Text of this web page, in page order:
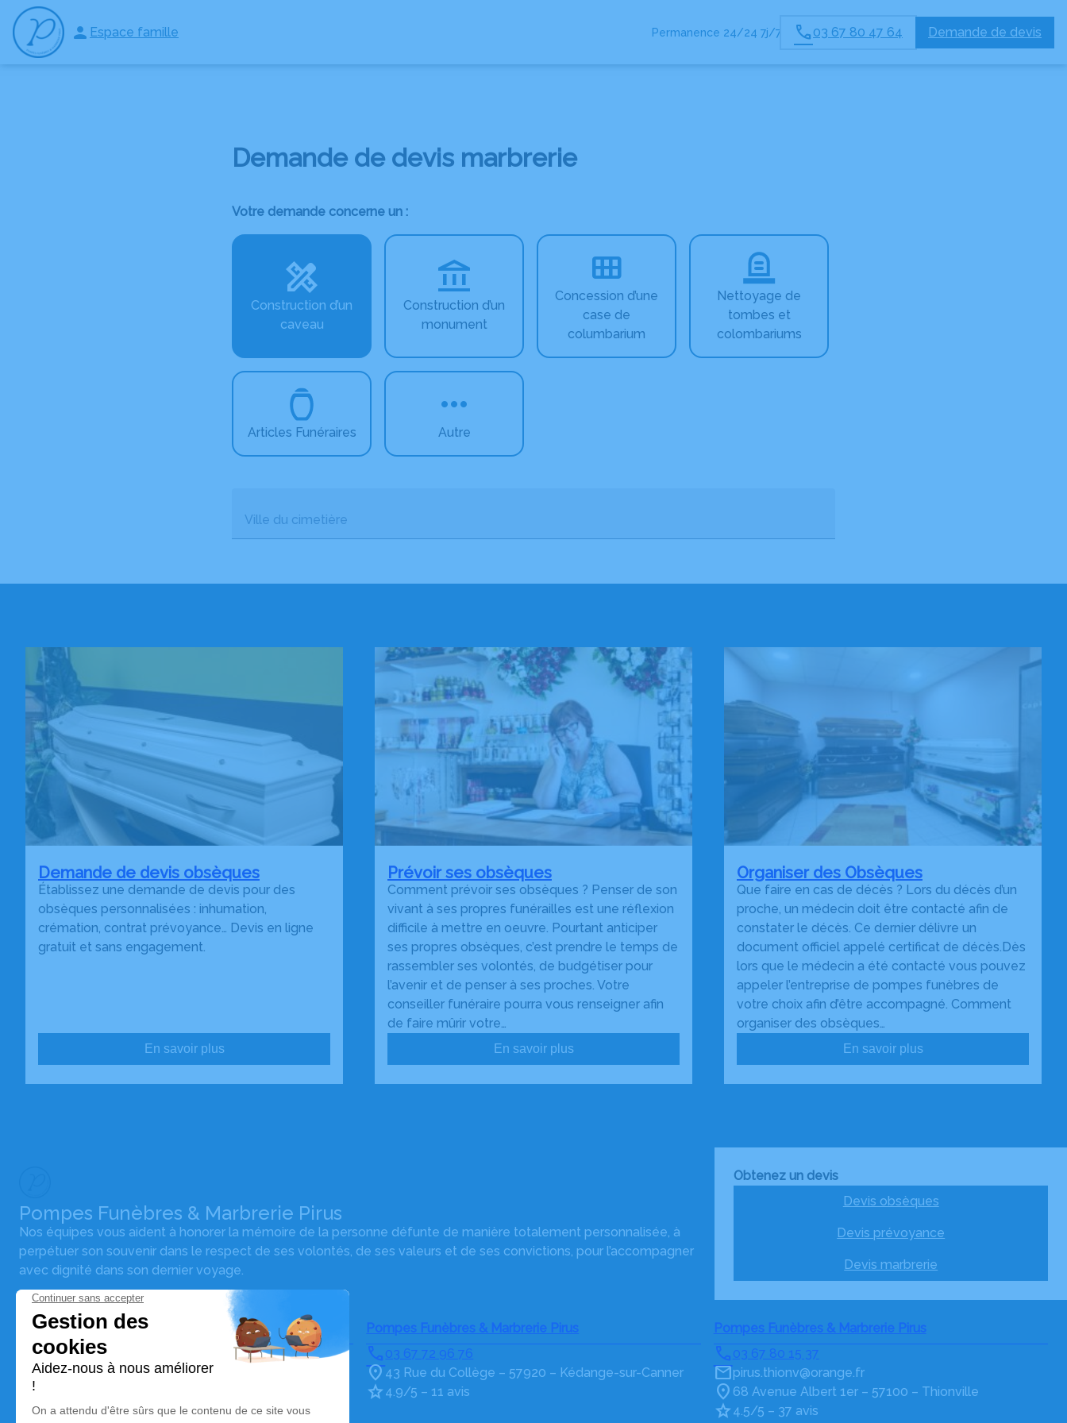
Aller
au
contenu
Espace famille Permanence 24/24 7j/7 03 67 80 47 64 Demande de devis
NOS SERVICES NOS AGENCES
Demande de devis marbrerie
Votre demande concerne un :
Construction d’un
caveau
Construction d’un
monument
Concession d’une
case de
columbarium
Nettoyage de
tombes et
colombariums
Articles Funéraires Autre
Ville du cimetière
Demande de devis obsèques
Établissez une demande de devis pour des
obsèques personnalisées : inhumation,
crémation, contrat prévoyance… Devis en ligne
gratuit et sans engagement.
En savoir plus
Prévoir ses obsèques
Comment prévoir ses obsèques ? Penser de son
vivant à ses propres funérailles est une réflexion
difficile à mettre en oeuvre. Pourtant anticiper
ses propres obsèques, c’est prendre le temps de
rassembler ses volontés, de budgétiser pour
l’avenir et de penser à ses proches. Votre
conseiller funéraire pourra vous renseigner afin
de faire mûrir votre…
En savoir plus
Organiser des Obsèques
Que faire en cas de décès ? Lors du décès d’un
proche, un médecin doit être contacté afin de
constater le décès. Ce dernier délivre un
document officiel appelé certificat de décès.Dès
lors que le médecin a été contacté vous pouvez
appeler l’entreprise de pompes funèbres de
votre choix afin d’être accompagné. Comment
organiser des obsèques…
En savoir plus
Pompes Funèbres & Marbrerie Pirus
Nos équipes vous aident à honorer la mémoire de la personne défunte de manière totalement personnalisée, à
perpétuer son souvenir dans le respect de ses volontés, de ses valeurs et de ses convictions, pour l’accompagner
avec dignité dans son dernier voyage.
Obtenez un devis
Devis obsèques
Devis prévoyance
Devis marbrerie
Nos agences
Pompes Funèbres & Marbrerie Pirus
03 67 72 63 15
pf.pirus@orange.fr
4.8/5 – 19 avis
Pompes Funèbres & Marbrerie Pirus
03 67 72 96 76
43 Rue du Collège – 57920 – Kédange-sur-Canner
4.9/5 – 11 avis
Pompes Funèbres & Marbrerie Pirus
03 67 80 15 37
pirus.thionv@orange.fr
68 Avenue Albert 1er – 57100 – Thionville
4.5/5 – 37 avis